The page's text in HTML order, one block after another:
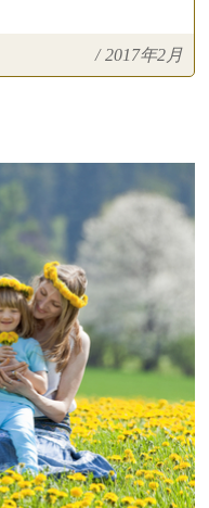
/ 2017年2月